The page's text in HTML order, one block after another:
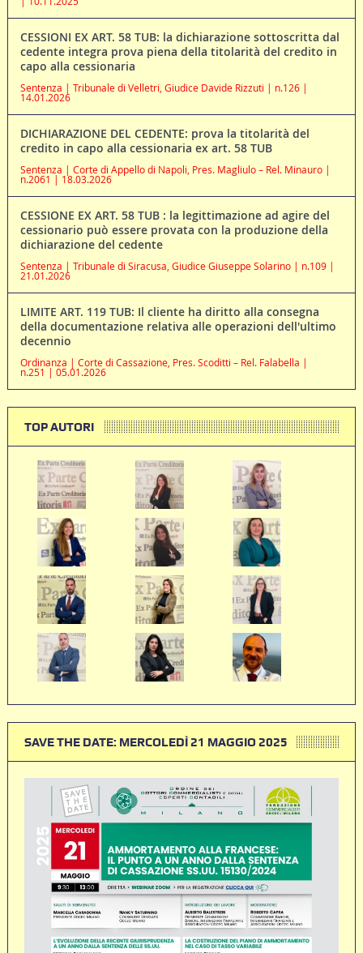
CESSIONI EX ART. 58 TUB: la dichiarazione sottoscritta dal
cedente integra prova piena della titolarità del credito in
capo alla cessionaria
Sentenza | Tribunale di Velletri, Giudice Davide Rizzuti | n.126 |
14.01.2026
DICHIARAZIONE DEL CEDENTE: prova la titolarità del
credito in capo alla cessionaria ex art. 58 TUB
Sentenza | Corte di Appello di Napoli, Pres. Magliulo – Rel. Minauro |
n.2061 | 18.03.2026
CESSIONE EX ART. 58 TUB : la legittimazione ad agire del
cessionario può essere provata con la produzione della
dichiarazione del cedente
Sentenza | Tribunale di Siracusa, Giudice Giuseppe Solarino | n.109 |
21.01.2026
LIMITE ART. 119 TUB: Il cliente ha diritto alla consegna
della documentazione relativa alle operazioni dell'ultimo
decennio
Ordinanza | Corte di Cassazione, Pres. Scoditti – Rel. Falabella |
n.251 | 05.01.2026
TOP AUTORI
SAVE THE DATE: MERCOLEDÌ 21 MAGGIO 2025